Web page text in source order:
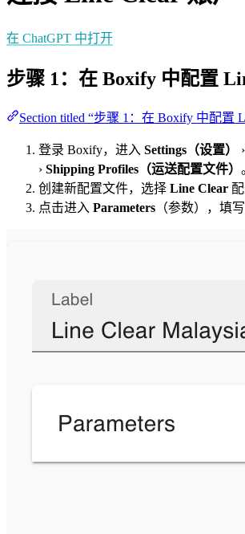
在 ChatGPT 中打开
步骤 1：在 Boxify 中配置
Section titled “步骤 1：在 Boxify 中配置
登录 Boxify，进入 Settings（设置） ›
› Shipping Profiles（运送配置文件）
创建新配置文件，选择 Line Clear
点击进入 Parameters （参数），填